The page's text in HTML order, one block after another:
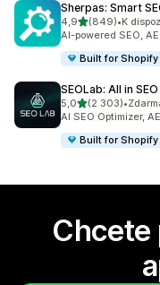
Sherpas: Smart
4,9z 5 hvězd
(849)
Celkový počet
•K
AI-powered SEO,
Built for Shopify
SEOLab: All in
5,0z 5 hvězd
(2 303)
Celkový počet•
AI SEO Optimizer,
Built for Shopify
Chcete